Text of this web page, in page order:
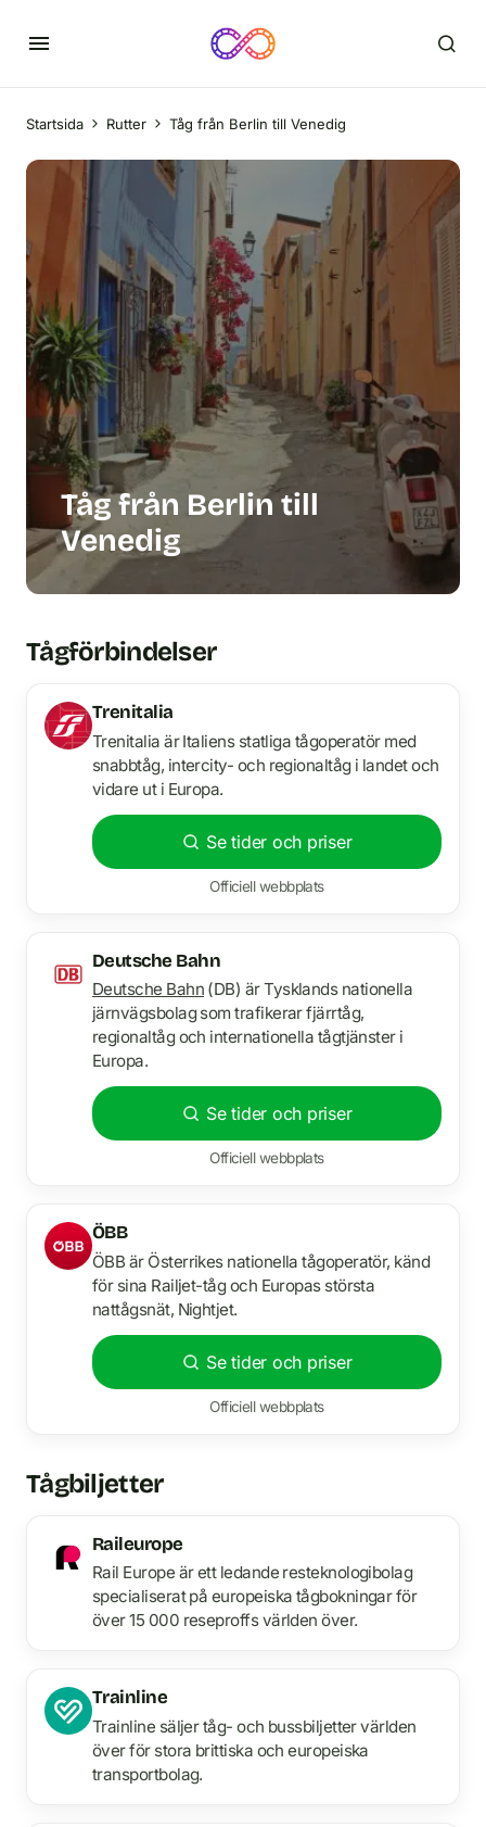
Startsida Rutter Tåg från Berlin till Venedig
Tåg från Berlin till
Venedig
Tågförbindelser
Trenitalia
Trenitalia är Italiens statliga tågoperatör med
snabbtåg, intercity- och regionaltåg i landet och
vidare ut i Europa.
Se tider och priser
Officiell webbplats
Deutsche Bahn
Deutsche Bahn(DB) är Tysklands nationella
järnvägsbolag som trafikerar fjärrtåg,
regionaltåg och internationella tågtjänster i
Europa.
Se tider och priser
Officiell webbplats
ÖBB
ÖBB är Österrikes nationella tågoperatör, känd
för sina Railjet-tåg och Europas största
nattågsnät, Nightjet.
Se tider och priser
Officiell webbplats
Tågbiljetter
Raileurope
Rail Europe är ett ledande resteknologibolag
specialiserat på europeiska tågbokningar för
över 15 000 reseproffs världen över.
Trainline
Trainline säljer tåg- och bussbiljetter världen
över för stora brittiska och europeiska
transportbolag.